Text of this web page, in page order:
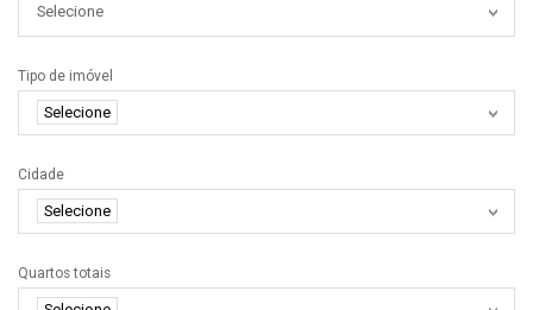
Selecione
Tipo de imóvel
Selecione
Cidade
Selecione
Quartos totais